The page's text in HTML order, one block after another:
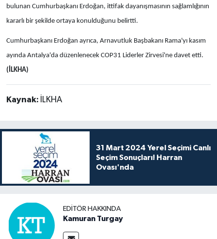
bulunan Cumhurbaşkanı Erdoğan, ittifak dayanışmasının sağlamlığının
kararlı bir şekilde ortaya konulduğunu belirtti.
Cumhurbaşkanı Erdoğan ayrıca, Arnavutluk Başbakanı Rama'yı kasım
ayında Antalya'da düzenlenecek COP31 Liderler Zirvesi'ne davet etti.
(İLKHA)
Kaynak: İLKHA
31 Mart 2024 Yerel Seçimi Canlı
Seçim Sonuçları! Harran
Ovası'nda
EDITÖR HAKKINDA
Kamuran Turgay